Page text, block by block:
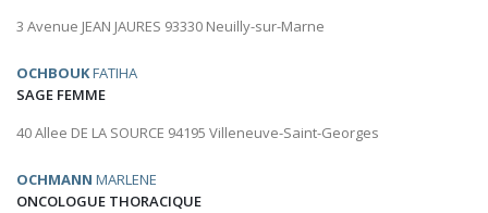
3 Avenue JEAN JAURES 93330 Neuilly-sur-Marne
OCHBOUKFATIHA
SAGE FEMME
40 Allee DE LA SOURCE 94195 Villeneuve-Saint-Georges
OCHMANN MARLENE
ONCOLOGUE THORACIQUE